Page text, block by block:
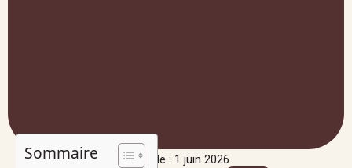
Publié le : 1 juin 2026
Sommaire